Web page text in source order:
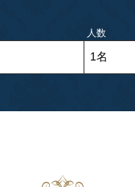
人数